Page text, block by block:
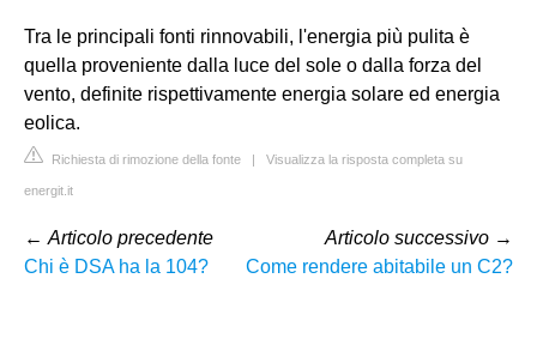
Tra le principali fonti rinnovabili, l'energia più pulita è
quella proveniente dalla luce del sole o dalla forza del
vento, definite rispettivamente energia solare ed energia
eolica.
Richiesta di rimozione della fonte | Visualizza la risposta completa su
energit.it
← Articolo precedente
Chi è DSA ha la 104?
Articolo successivo →
Come rendere abitabile un C2?